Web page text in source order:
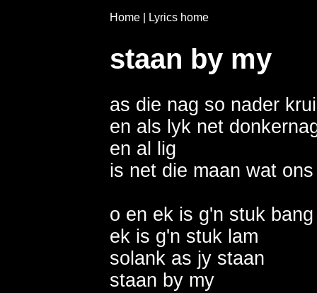
Home Lyrics home
staan by my
as die nag so nader
en als lyk net
en al lig
is net die maan wat
o en ek is g'n stuk bang
ek is g'n stuk lam
solank as jy staan
staan by my